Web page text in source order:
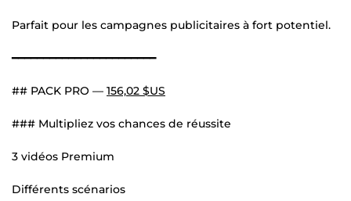
Parfait pour les campagnes publicitaires à fort potentiel.
━━━━━━━━━━━━━━━━━━━━━━━
## PACK PRO — 156,02 $US
### Multipliez vos chances de réussite
3 vidéos Premium
Différents scénarios